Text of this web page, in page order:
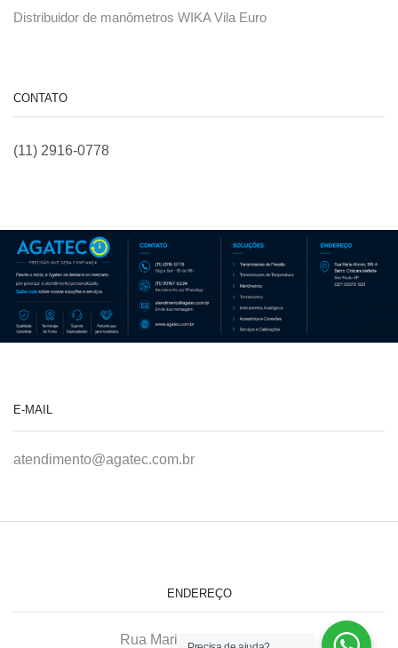
Distribuidor de manômetros WIKA Vila Euro
CONTATO
(11) 2916-0778
E-MAIL
atendimento@agatec.com.br
ENDEREÇO
Rua Maria Afonso, 166-A